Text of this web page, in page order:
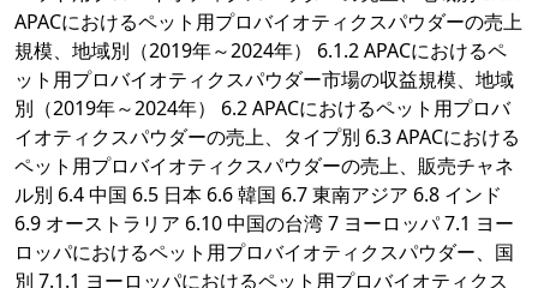
APACにおけるペット用プロバイオティクスパウダーの売上
規模、地域別（2019年～2024年） 6.1.2 APACにおけるペ
ット用プロバイオティクスパウダー市場の収益規模、地域
別（2019年～2024年） 6.2 APACにおけるペット用プロバ
イオティクスパウダーの売上、タイプ別 6.3 APACにおける
ペット用プロバイオティクスパウダーの売上、販売チャネ
ル別 6.4 中国 6.5 日本 6.6 韓国 6.7 東南アジア 6.8 インド
6.9 オーストラリア 6.10 中国の台湾 7 ヨーロッパ 7.1 ヨー
ロッパにおけるペット用プロバイオティクスパウダー、国
別 7.1.1 ヨーロッパにおけるペット用プロバイオティクス